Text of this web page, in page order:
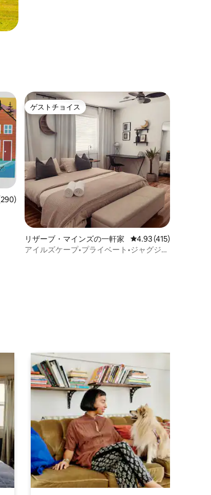
290件、5つ星中4.99つ星の平均評価
ゲストチョイス
ゲストチョイス
リザーブ・マインズの一軒家 レビュー415件、5つ
4.93 (415)
アイルズケープ•プライベート•ジャグジー